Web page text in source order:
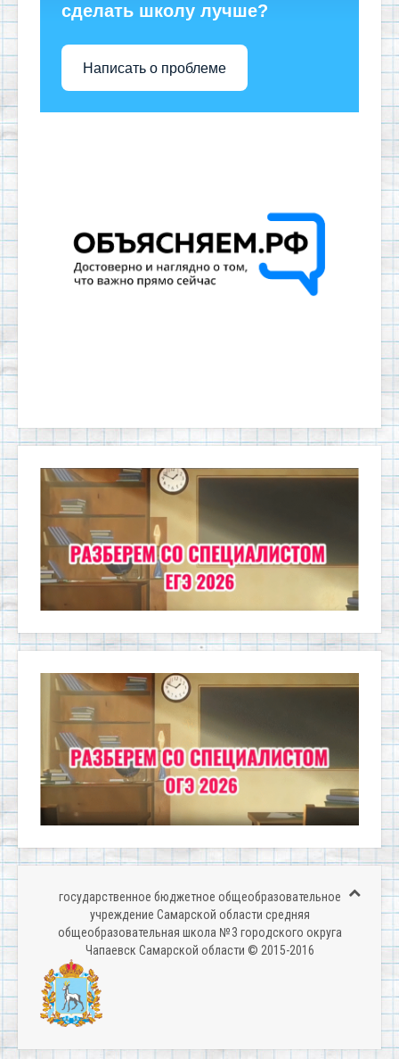
сделать школу лучше?
Написать о проблеме
государственное бюджетное общеобразовательное
учреждение Самарской области средняя
общеобразовательная школа № 3 городского округа
Чапаевск Самарской области © 2015-2016